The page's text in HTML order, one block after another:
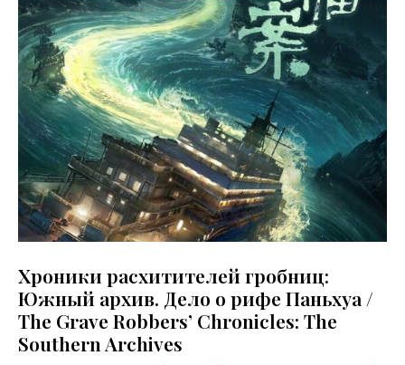
Хроники расхитителей гробниц:
Южный архив. Дело о рифе Паньхуа /
The Grave Robbers’ Chronicles: The
Southern Archives